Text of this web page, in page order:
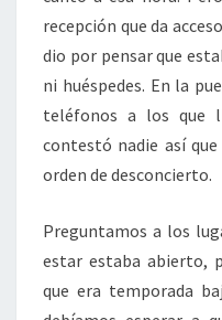
recepción que da
dio por pensar que
ni huéspedes. En la
teléfonos a los que
contestó nadie así
orden de desconcierto.
Preguntamos a los
estar estaba abierto,
que era temporada